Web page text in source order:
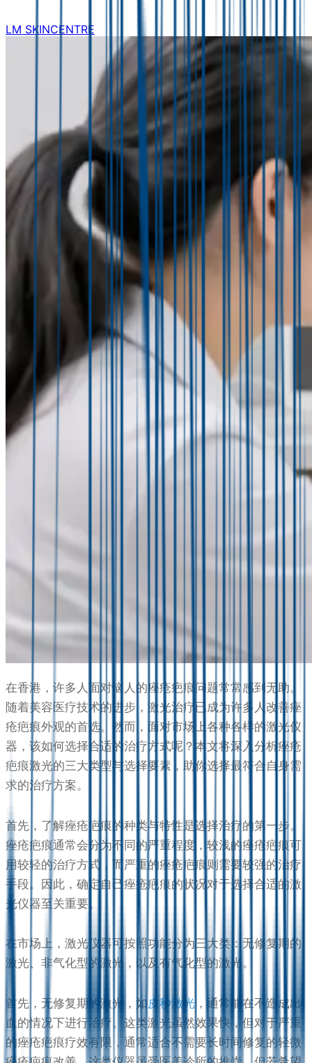
LM SKINCENTRE
在香港，许多人面对恼人的痤疮疤痕问题常常感到无助。
随着美容医疗技术的进步，激光治疗已成为许多人改善痤
疮疤痕外观的首选。然而，面对市场上各种各样的激光仪
器，该如何选择合适的治疗方式呢？本文将深入分析痤疮
疤痕激光的三大类型与选择要素，助你选择最符合自身需
求的治疗方案。
首先，了解痤疮疤痕的种类与特性是选择治疗的第一步。
痤疮疤痕通常会分为不同的严重程度，较浅的痤疮疤痕可
用较轻的治疗方式，而严重的痤疮疤痕则需要较强的治疗
手段。因此，确定自己痤疮疤痕的状况对于选择合适的激
光仪器至关重要。
在市场上，激光仪器可按照功能分为三大类：无修复期的
激光、非气化型的激光，以及有气化型的激光。
首先，无修复期的激光，如 皮秒激光 ，通常能在不造成出
血的情况下进行治疗。这类激光虽然效果快，但对于严重
的痤疮疤痕疗效有限，通常适合不需要长时间修复的轻微